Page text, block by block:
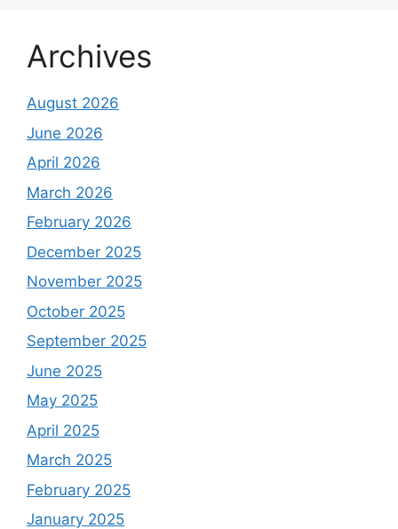
Archives
August 2026
June 2026
April 2026
March 2026
February 2026
December 2025
November 2025
October 2025
September 2025
June 2025
May 2025
April 2025
March 2025
February 2025
January 2025